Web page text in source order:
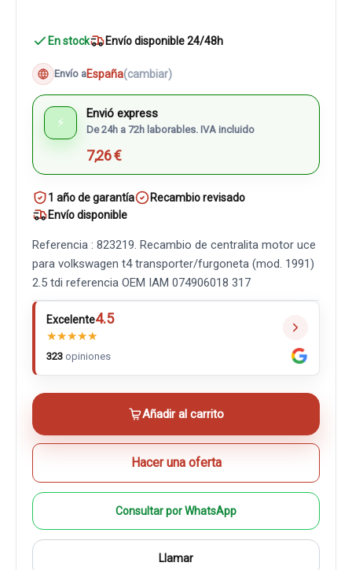
En stock Envío disponible 24/48h
Envío aEspaña(cambiar)
⚡
Envió express
De 24h a 72h laborables. IVA incluido
7,26 €
1 año de garantía
Recambio revisado
Envío disponible
Referencia : 823219. Recambio de centralita motor uce
para volkswagen t4 transporter/furgoneta (mod. 1991)
2.5 tdi referencia OEM IAM 074906018 317
Excelente4.5
★★★★★
323 opiniones
Añadir al carrito
Hacer una oferta
Consultar por WhatsApp
Llamar